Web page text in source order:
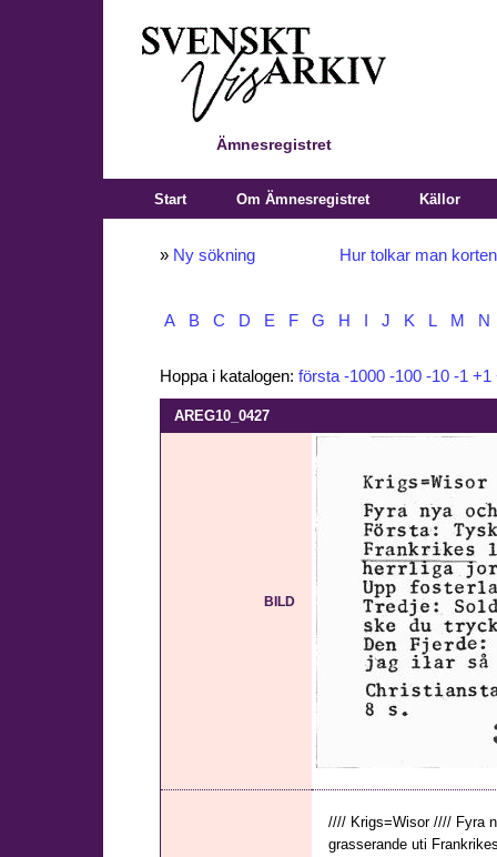
Ämnesregistret
Start Om Ämnesregistret Källor
» Ny sökning Hur tolkar man
A B C D E F G H J K L M N
Hoppa i katalogen: första -1000 -100 -10 -1 +1
AREG10_0427
BILD
//// Krigs=Wisor //// Fyra
grasserande uti